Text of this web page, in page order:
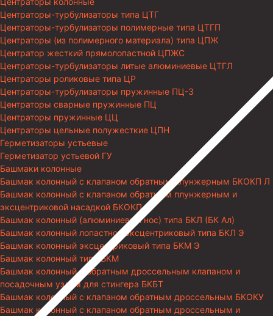
Центраторы-турбулизаторы типа ЦТГ
Центраторы-турбулизаторы полимерные типа ЦТГП
Центраторы (из полимерного материала) типа ЦПЖ
Центратор жесткий прямолопастной ЦПЖС
Центраторы-турбулизаторы литые алюминиевые ЦТГЛ
Центраторы роликовые типа ЦР
Центраторы-турбулизаторы пружинные ПЦ-3
Центраторы сварные пружинные ПЦ
Центраторы пружинные ЦЦ
Центраторы цельные полужесткие ЦПН
Герметизаторы устьевые
Герметизатор устьевой ГУ
Башмаки колонные
Башмак колонный с клапаном обратным плунжерным БКОКП Л
Башмак колонный с клапаном обратным плунжерным и
эксцентриковой насадкой БКОКП Э
Башмак колонный (алюминиевый нос) типа БКЛ (БК Ал)
Башмак колонный лопастной эксцентриковый типа БКЛ Э
Башмак колонный эксцентриковый типа БКМ Э
Башмак колонный типа БКМ
Башмак колонный с обратным дроссельным клапаном и
посадочным узлом для стингера БКБТ
Башмак колонный с клапаном обратным дроссельным БКОКУ
Башмак колонный с клапаном обратным дроссельным и